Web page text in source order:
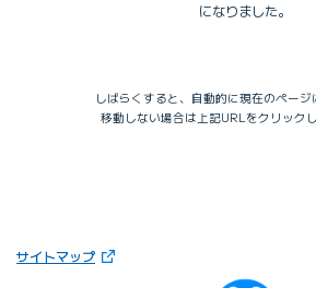
になりました。
しばらくすると、自動的に現在のページ
移動しない場合は上記URLをクリック
サイトマップ（新しいタブで開きます）
びっぷるのページ